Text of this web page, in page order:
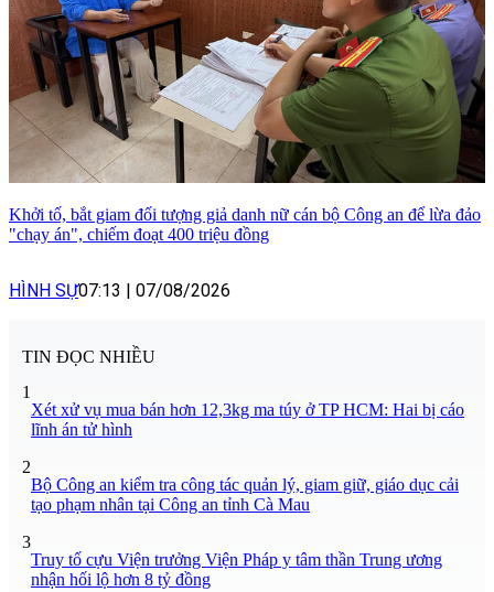
Khởi tố, bắt giam đối tượng giả danh nữ cán bộ Công an để lừa đảo
"chạy án", chiếm đoạt 400 triệu đồng
HÌNH SỰ07:13 | 07/08/2026
TIN ĐỌC NHIỀU
1
Xét xử vụ mua bán hơn 12,3kg ma túy ở TP HCM: Hai bị cáo
lĩnh án tử hình
2
Bộ Công an kiểm tra công tác quản lý, giam giữ, giáo dục cải
tạo phạm nhân tại Công an tỉnh Cà Mau
3
Truy tố cựu Viện trưởng Viện Pháp y tâm thần Trung ương
nhận hối lộ hơn 8 tỷ đồng